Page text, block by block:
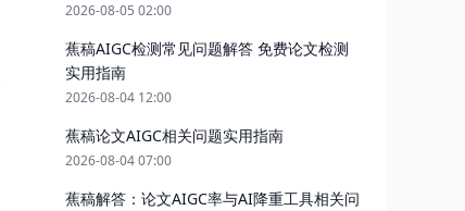
2026-08-05 02:00
蕉稿AIGC检测常见问题解答 免费论文检测
实用指南
2026-08-04 12:00
蕉稿论文AIGC相关问题实用指南
2026-08-04 07:00
蕉稿解答：论文AIGC率与AI降重工具相关问